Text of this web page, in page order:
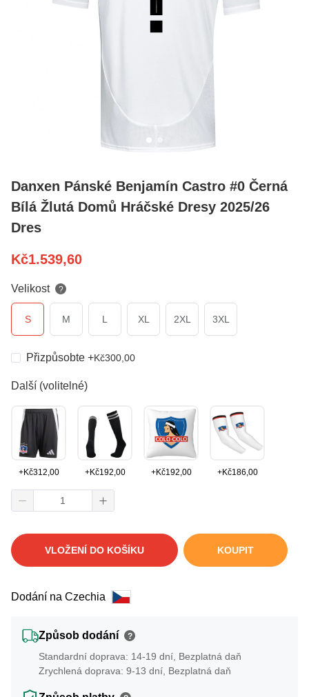
Danxen Pánské Benjamín Castro #0 Černá
Bílá Žlutá Domů Hráčské Dresy 2025/26
Dres
Kč1.539,60
Velikost ?
S M L XL 2XL 3XL
Přizpůsobte +Kč300,00
Další (volitelné)
+Kč312,00 +Kč192,00 +Kč192,00 +Kč186,00
VLOŽENÍ DO KOŠÍKU KOUPIT
Dodání na Czechia
Způsob dodání ?
Standardní doprava: 14-19 dní, Bezplatná daň
Zrychlená doprava: 9-13 dní, Bezplatná daň